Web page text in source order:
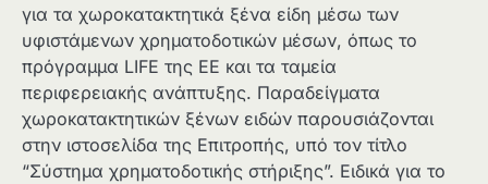
για τα χωροκατακτητικά ξένα είδη μέσω των
υφιστάμενων χρηματοδοτικών μέσων, όπως το
πρόγραμμα LIFE της ΕΕ και τα ταμεία
περιφερειακής ανάπτυξης. Παραδείγματα
χωροκατακτητικών ξένων ειδών παρουσιάζονται
στην ιστοσελίδα της Επιτροπής, υπό τον τίτλο
“Σύστημα χρηματοδοτικής στήριξης”. Ειδικά για το